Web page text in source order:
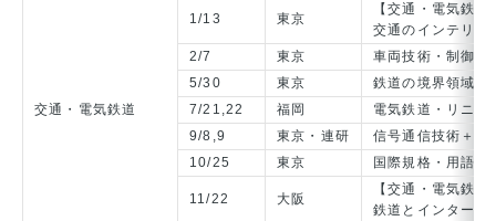
交通・電気鉄道
1/13 東京
【交通・電気鉄
交通のインテリジ
2/7
東京
車両技術・制御技
5/30
東京
鉄道の境界領域＋
7/21,22
福岡
電気鉄道・リニア
9/8,9
東京・連研
信号通信技術＋鉄
10/25
東京 国際規格・用語整
11/22 大阪
【交通・電気鉄
鉄道とインターネ